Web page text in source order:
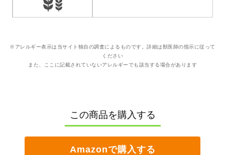
※アレルギー表示は当サイト独自の調査によるものです。詳細は獣医師の指示に従って
ください
また、ここに記載されていないアレルギーでも該当する場合があります
この商品を購入する
Amazonで購入する